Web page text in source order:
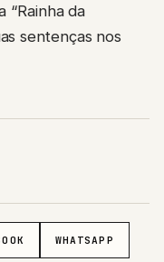
“Rainha da
sentenças nos
WHATSAPP